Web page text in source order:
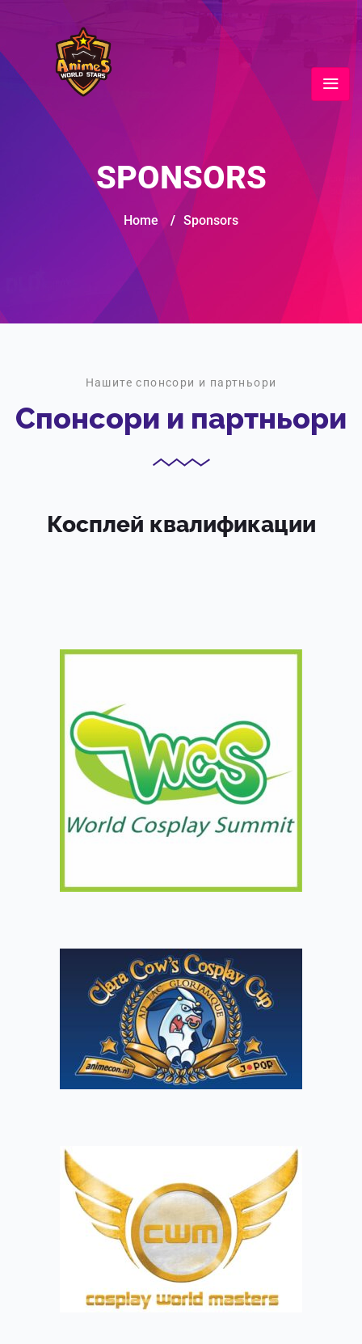
SPONSORS
Home / Sponsors
Нашите спонсори и партньори
Спонсори и партньори
Косплей квалификации